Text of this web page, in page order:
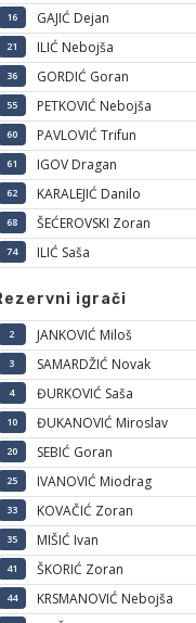
16 GAJIĆ Dejan
21 ILIĆ Nebojša
36 GORDIĆ Goran
55 PETKOVIĆ Nebojša
60 PAVLOVIĆ Trifun
61 IGOV Dragan
62 KARALEJIĆ Danilo
68 ŠEĆEROVSKI Zoran
74 ILIĆ Saša
igrači
2 JANKOVIĆ Miloš
3 SAMARDŽIĆ Novak
4 ĐURKOVIĆ Saša
10 ĐUKANOVIĆ Miroslav
20 SEBIĆ Goran
25 IVANOVIĆ Miodrag
33 KOVAČIĆ Zoran
35 MIŠIĆ Ivan
41 ŠKORIĆ Zoran
44 KRSMANOVIĆ Nebojša